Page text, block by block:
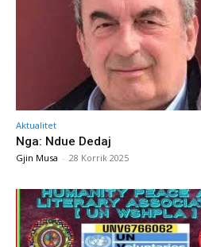
Aktualitet
Nga: Ndue Dedaj
Gjin Musa - 28 Korrik 2025